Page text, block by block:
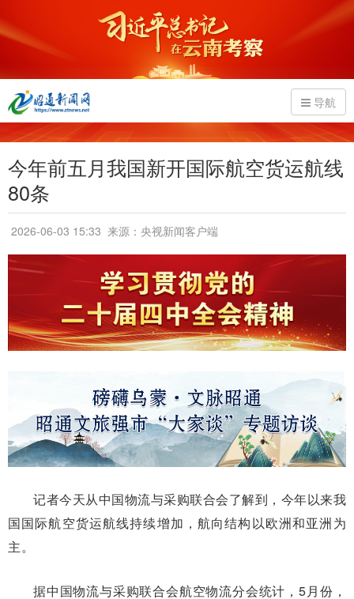
导航
今年前五月我国新开国际航空货运航线
80条
2026-06-03 15:33 来源：央视新闻客户端
记者今天从中国物流与采购联合会了解到，今年以来我
国国际航空货运航线持续增加，航向结构以欧洲和亚洲为
主。
据中国物流与采购联合会航空物流分会统计，5月份，